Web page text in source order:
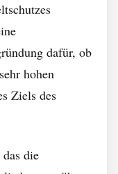
dafür, ob
hohen
Ziels des
die